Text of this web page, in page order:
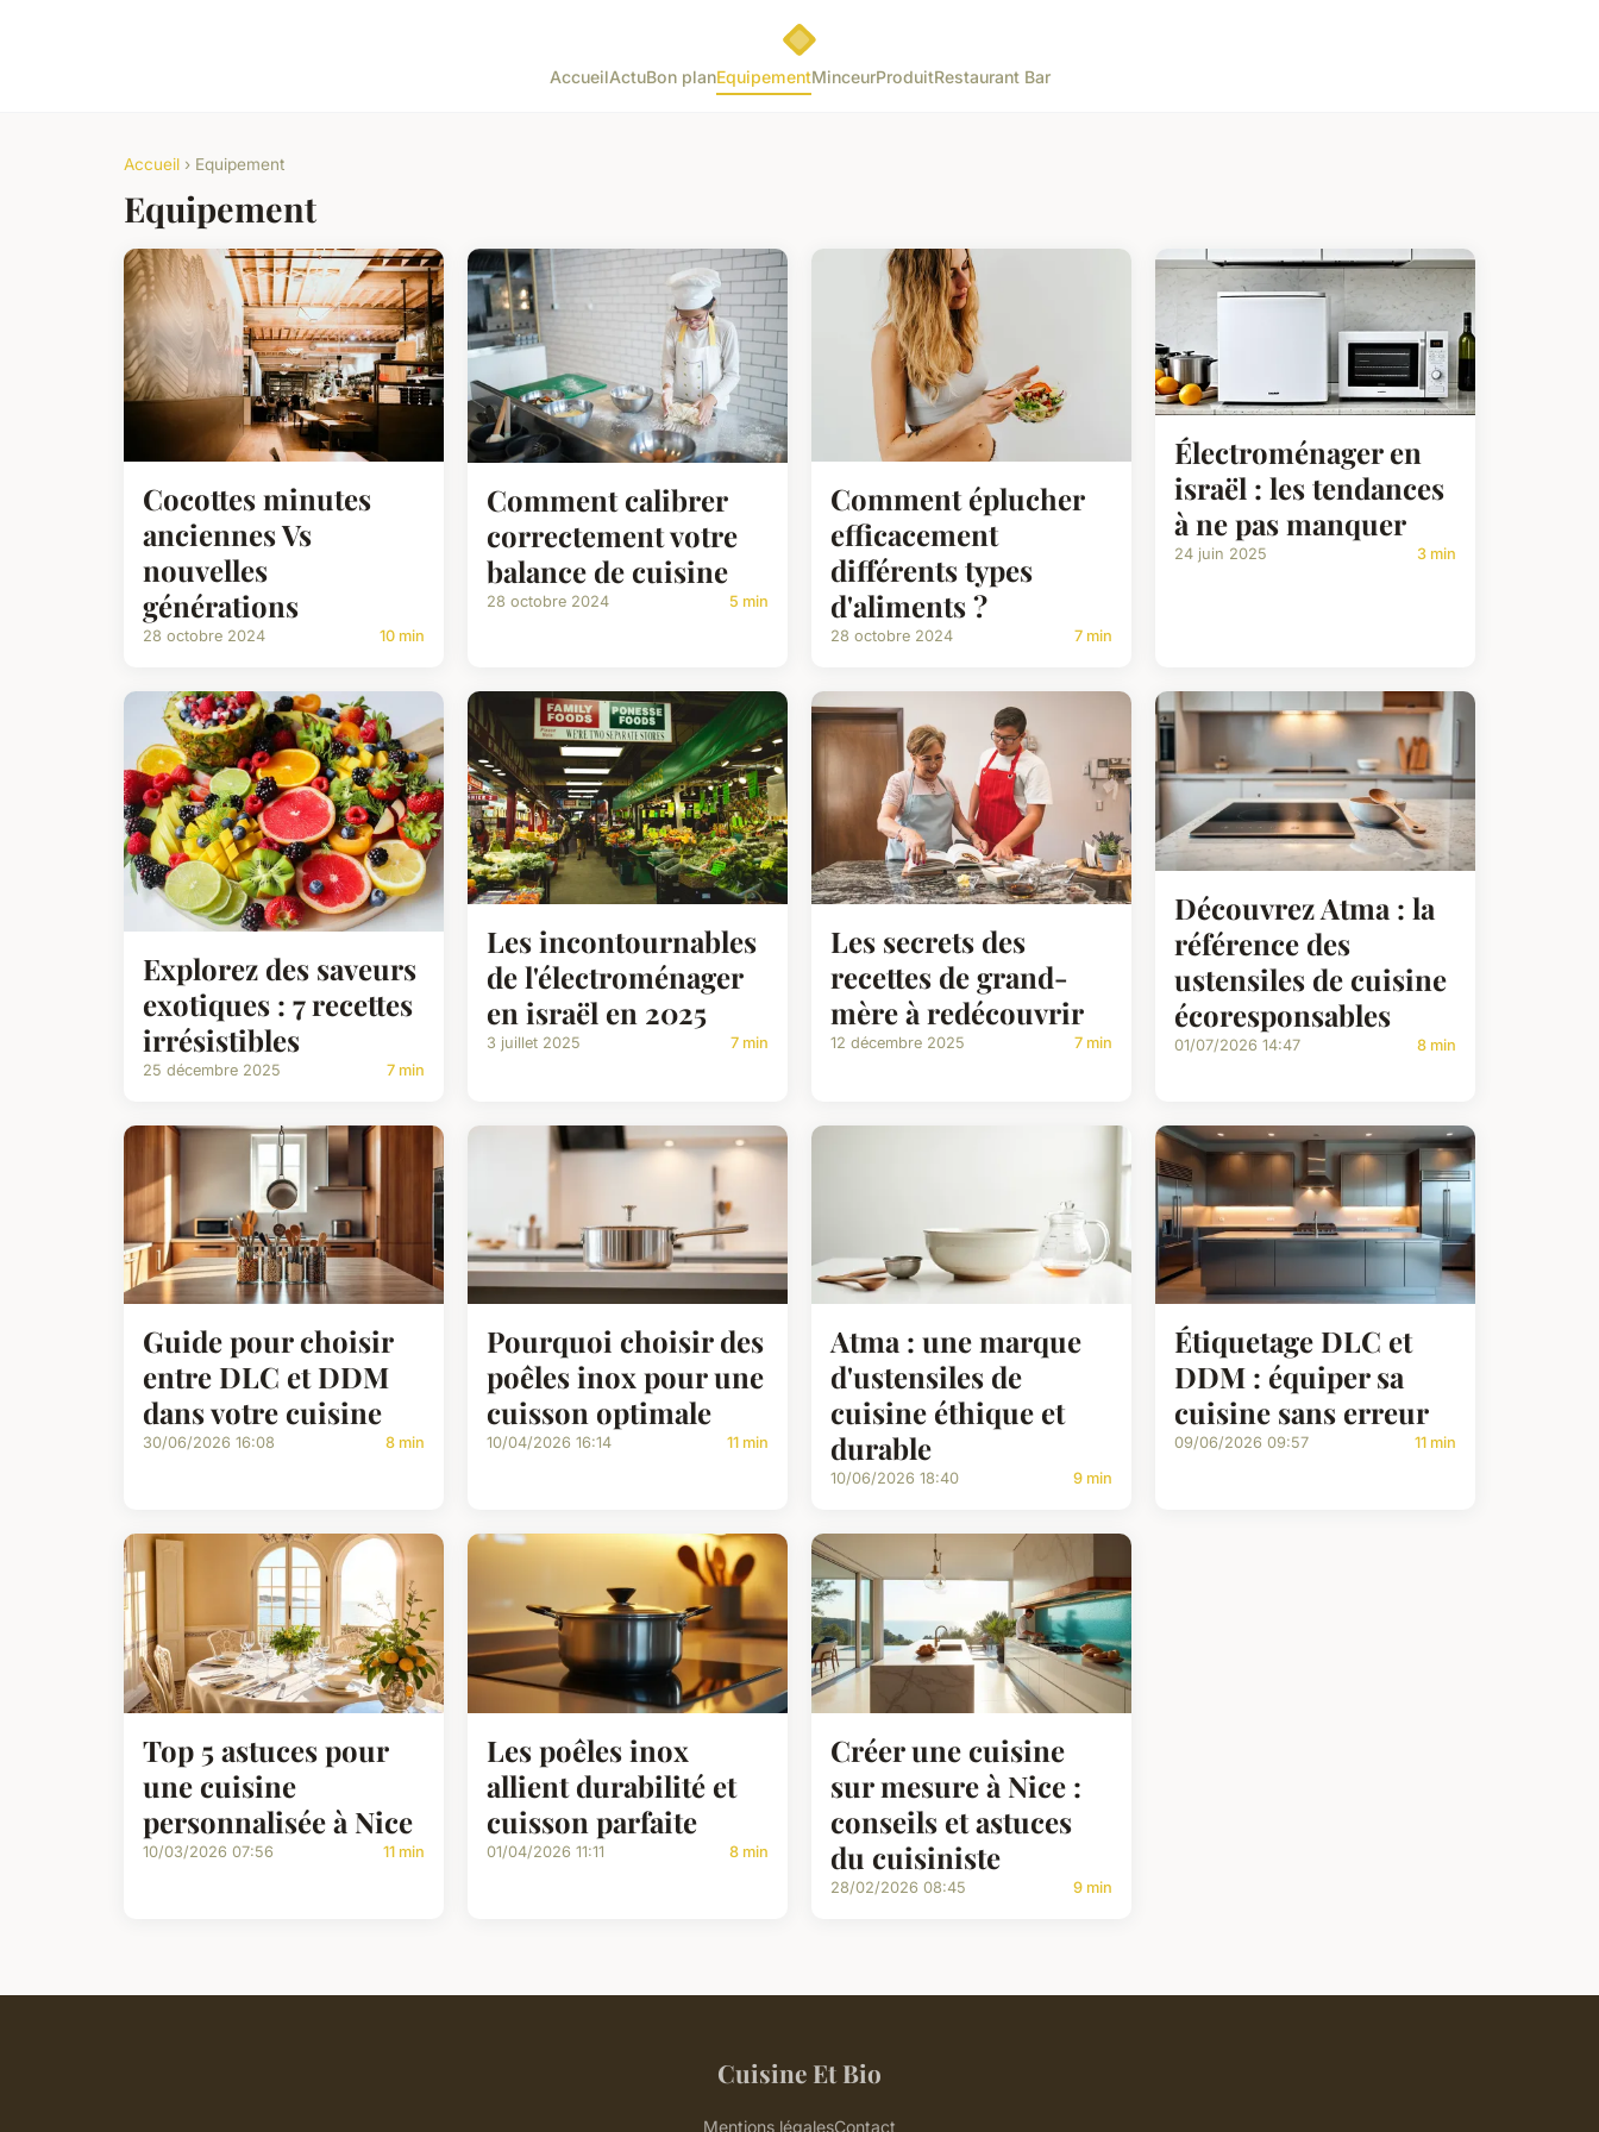
AccueilActuBon planEquipementMinceurProduitRestaurant Bar
Accueil › Equipement
Equipement
Cocottes minutes
anciennes Vs
nouvelles
générations
28 octobre 2024 10 min
Comment calibrer
correctement votre
balance de cuisine
28 octobre 2024 5 min
Comment éplucher
efficacement
différents types
d'aliments ?
28 octobre 2024 7 min
Électroménager en
israël : les tendances
à ne pas manquer
24 juin 2025 3 min
Explorez des saveurs
exotiques : 7 recettes
irrésistibles
25 décembre 2025 7 min
Les incontournables
de l'électroménager
en israël en 2025
3 juillet 2025 7 min
Les secrets des
recettes de grand-
mère à redécouvrir
12 décembre 2025 7 min
Découvrez Atma : la
référence des
ustensiles de cuisine
écoresponsables
01/07/2026 14:47 8 min
Guide pour choisir
entre DLC et DDM
dans votre cuisine
30/06/2026 16:08 8 min
Pourquoi choisir des
poêles inox pour une
cuisson optimale
10/04/2026 16:14 11 min
Atma : une marque
d'ustensiles de
cuisine éthique et
durable
10/06/2026 18:40 9 min
Étiquetage DLC et
DDM : équiper sa
cuisine sans erreur
09/06/2026 09:57 11 min
Top 5 astuces pour
une cuisine
personnalisée à Nice
10/03/2026 07:56 11 min
Les poêles inox
allient durabilité et
cuisson parfaite
01/04/2026 11:11 8 min
Créer une cuisine
sur mesure à Nice :
conseils et astuces
du cuisiniste
28/02/2026 08:45 9 min
Cuisine Et Bio
Mentions légalesContact